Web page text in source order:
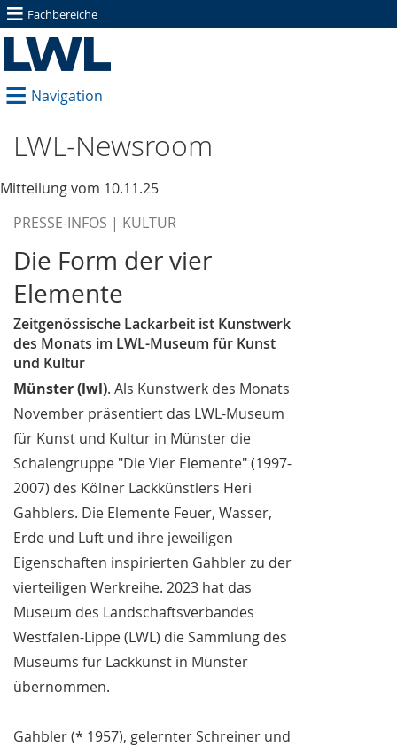
≡ Fachbereiche
≡ Navigation
LWL-Newsroom
Mitteilung vom 10.11.25
PRESSE-INFOS | KULTUR
Die Form der vier
Elemente
Zeitgenössische Lackarbeit ist Kunstwerk
des Monats im LWL-Museum für Kunst
und Kultur
Münster (lwl). Als Kunstwerk des Monats
November präsentiert das LWL-Museum
für Kunst und Kultur in Münster die
Schalengruppe "Die Vier Elemente" (1997-
2007) des Kölner Lackkünstlers Heri
Gahblers. Die Elemente Feuer, Wasser,
Erde und Luft und ihre jeweiligen
Eigenschaften inspirierten Gahbler zu der
vierteiligen Werkreihe. 2023 hat das
Museum des Landschaftsverbandes
Westfalen-Lippe (LWL) die Sammlung des
Museums für Lackkunst in Münster
übernommen.
Gahbler (* 1957), gelernter Schreiner und